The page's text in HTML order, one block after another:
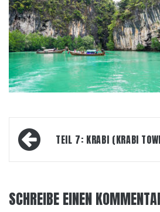
Beitrags-
NavigationTEIL 7: KRABI (KRABI
SCHREIBE EINEN